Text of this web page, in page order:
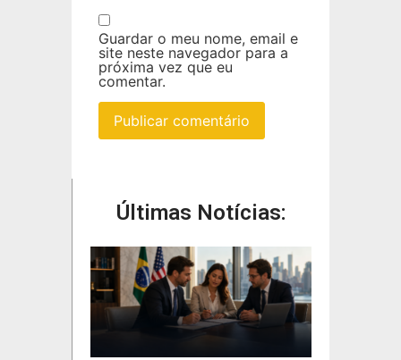
Guardar o meu nome, email e
site neste navegador para a
próxima vez que eu
comentar.
Últimas Notícias: